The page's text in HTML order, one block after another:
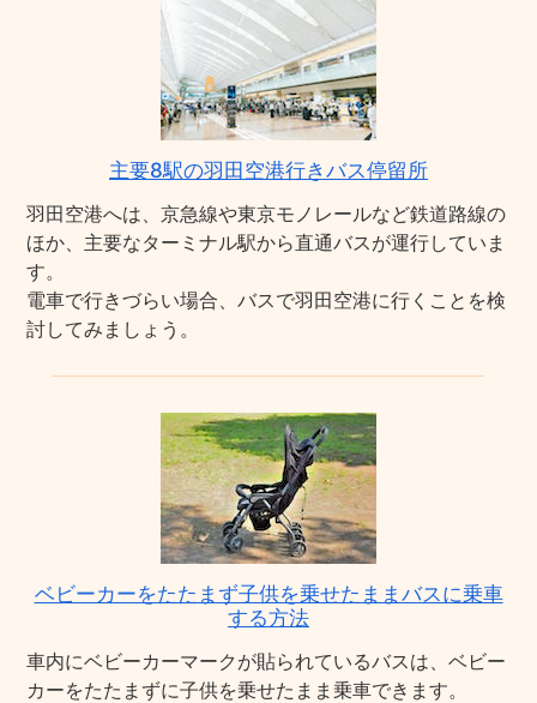
主要8駅の羽田空港行きバス停留所
羽田空港へは、京急線や東京モノレールなど鉄道路線の
ほか、主要なターミナル駅から直通バスが運行していま
す。
電車で行きづらい場合、バスで羽田空港に行くことを検
討してみましょう。
ベビーカーをたたまず子供を乗せたままバスに乗車
する方法
車内にベビーカーマークが貼られているバスは、ベビー
カーをたたまずに子供を乗せたまま乗車できます。